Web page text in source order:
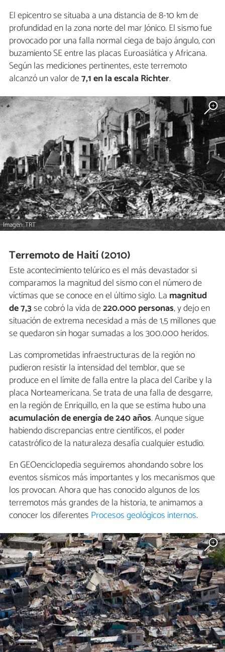
El epicentro se situaba a una distancia de 8-10 km de
profundidad en la zona norte del mar Jónico. El sismo fue
provocado por una falla normal ciega de bajo ángulo, con
buzamiento SE entre las placas Euroasiática y Africana.
Según las mediciones pertinentes, este terremoto
alcanzó un valor de7,1 en la escala Richter.
Imagen: TRT
Terremoto de Haití (2010)
Este acontecimiento telúrico es el más devastador si
comparamos la magnitud del sismo con el número de
víctimas que se conoce en el último siglo. La magnitud
de 7,3se cobró la vida de220.000 personas, y dejo en
situación de extrema necesidad a más de 1,5 millones que
se quedaron sin hogar sumadas a los 300.000 heridos.
Las comprometidas infraestructuras de la región no
pudieron resistir la intensidad del temblor, que se
produce en el límite de falla entre la placa del Caribe y la
placa Norteamericana. Se trata de una falla de desgarre,
en la región de Enriquillo, en la que se estima hubo una
acumulación de energía de 240 años. Aunque sigue
habiendo discrepancias entre científicos, el poder
catastrófico de la naturaleza desafía cualquier estudio.
En GEOenciclopedia seguiremos ahondando sobre los
eventos sísmicos más importantes y los mecanismos que
los provocan. Ahora que has conocido algunos de los
terremotos más grandes de la historia, te animamos a
conocer los diferentes Procesos geológicos internos.